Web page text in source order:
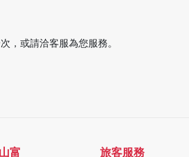
，或請洽客服為您服務。
富 旅客服務